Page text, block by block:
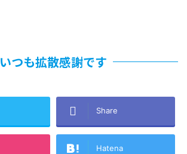
いつも拡散感謝です
Share
Hatena